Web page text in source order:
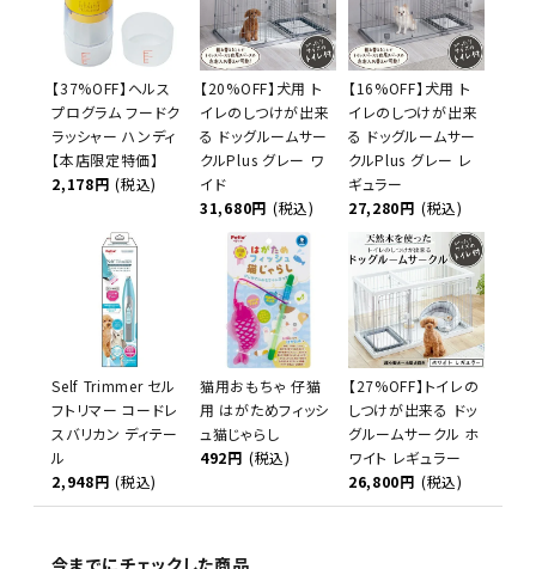
【37%OFF】ヘルス
プログラム フードク
ラッシャー ハンディ
【本店限定特価】
2,178円 (税込)
【20%OFF】犬用 ト
イレのしつけが出来
る ドッグルームサー
クルPlus グレー ワ
イド
31,680円 (税込)
【16%OFF】犬用 ト
イレのしつけが出来
る ドッグルームサー
クルPlus グレー レ
ギュラー
27,280円 (税込)
Self Trimmer セル
フトリマー コードレ
スバリカン ディテー
ル
2,948円 (税込)
猫用おもちゃ 仔猫
用 はがためフィッシ
ュ猫じゃらし
492円 (税込)
【27%OFF】トイレの
しつけが出来る ドッ
グルームサークル ホ
ワイト レギュラー
26,800円 (税込)
今までにチェックした商品